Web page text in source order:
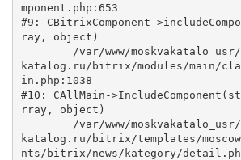
mponent.php:653
#9: CBitrixComponent-
ray, object)
katalog.ru/bitrix/modules/main/
in.php:1038
#10: CAllMain-
rray, object)
katalog.ru/bitrix/templates/
nts/bitrix/news/kategory/